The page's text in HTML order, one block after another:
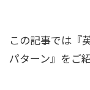
この記事では『
パターン』をご